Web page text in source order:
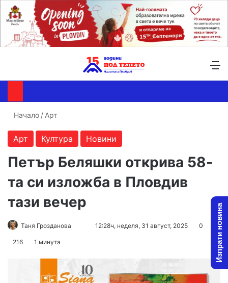
Начало / Арт
Арт Култура Новини
Петър Беляшки открива 58-
та си изложба в Пловдив
тази вечер
Таня Грозданова
Follow
Send12:28ч, неделя, 31 август, 2025 0
216 1 минута Изпрати новина